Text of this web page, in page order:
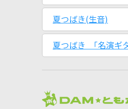
夏つばき(生音)
夏つばき 「名演ギ